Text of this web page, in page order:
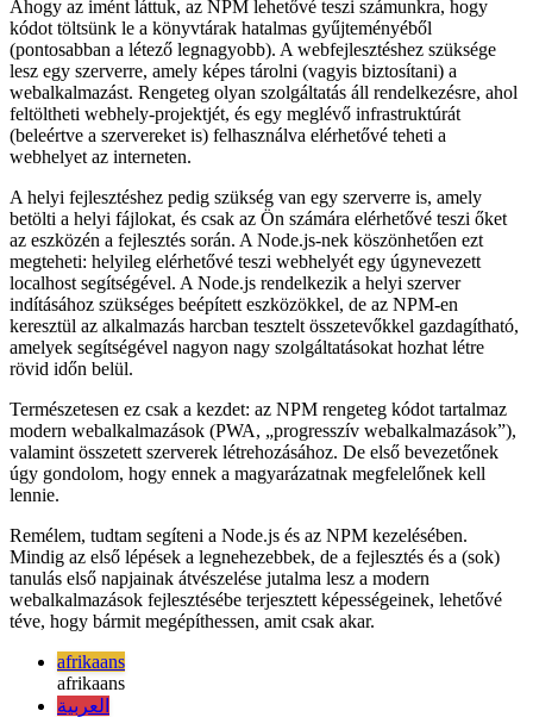
mindezt megtanulni, ha csak saját, modern weboldalt akarsz
létrehozni?
Ahogy az imént láttuk, az NPM lehetővé teszi számunkra, hogy
kódot töltsünk le a könyvtárak hatalmas gyűjteményéből
(pontosabban a létező legnagyobb). A webfejlesztéshez szüksége
lesz egy szerverre, amely képes tárolni (vagyis biztosítani) a
webalkalmazást. Rengeteg olyan szolgáltatás áll rendelkezésre, ahol
(beleértve a szervereket is) felhasználva elérhetővé teheti a
webhelyet az interneten.
A helyi fejlesztéshez pedig szükség van egy szerverre is, amely
betölti a helyi fájlokat, és csak az Ön számára elérhetővé teszi őket
az eszközén a fejlesztés során. A Node.js-nek köszönhetően ezt
megteheti: helyileg elérhetővé teszi webhelyét egy úgynevezett
localhost segítségével. A Node.js rendelkezik a helyi szerver
indításához szükséges beépített eszközökkel, de az NPM-en
amelyek segítségével nagyon nagy szolgáltatásokat hozhat létre
rövid időn belül.
Természetesen ez csak a kezdet: az NPM rengeteg kódot tartalmaz
modern webalkalmazások (PWA, „progresszív webalkalmazások”),
úgy gondolom, hogy ennek a magyarázatnak megfelelőnek kell
lennie.
Remélem, tudtam segíteni a Node.js és az NPM kezelésében.
Mindig az első lépések a legnehezebbek, de a fejlesztés és a (sok)
webalkalmazások fejlesztésébe terjesztett képességeinek, lehetővé
téve, hogy bármit megépíthessen, amit csak akar.